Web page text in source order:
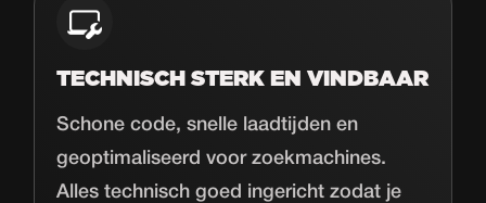
TECHNISCH STERK EN VINDBAAR
Schone code, snelle laadtijden en
geoptimaliseerd voor zoekmachines.
Alles technisch goed ingericht zodat je